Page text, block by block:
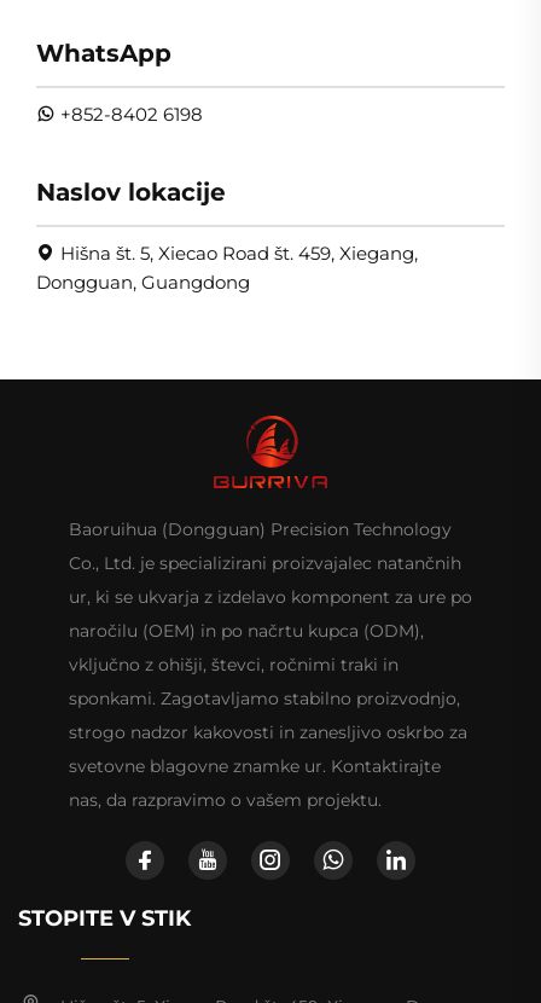
WhatsApp
+852-8402 6198
Naslov lokacije
Hišna št. 5, Xiecao Road št. 459, Xiegang,
Dongguan, Guangdong
Baoruihua (Dongguan) Precision Technology
Co., Ltd. je specializirani proizvajalec natančnih
ur, ki se ukvarja z izdelavo komponent za ure po
naročilu (OEM) in po načrtu kupca (ODM),
vključno z ohišji, števci, ročnimi traki in
sponkami. Zagotavljamo stabilno proizvodnjo,
strogo nadzor kakovosti in zanesljivo oskrbo za
svetovne blagovne znamke ur. Kontaktirajte
nas, da razpravimo o vašem projektu.
STOPITE V STIK